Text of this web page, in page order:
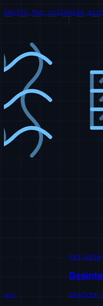
Bekijk het volledige
AVX-0230
Sterkte